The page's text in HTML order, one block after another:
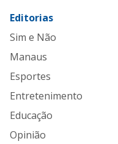
Editorias
Sim e Não
Manaus
Esportes
Entretenimento
Educação
Opinião